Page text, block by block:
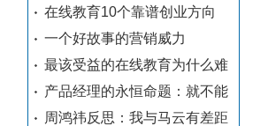
在线教育10个靠谱创业方向
一个好故事的营销威力
最该受益的在线教育为什么难
产品经理的永恒命题：就不能
周鸿祎反思：我与马云有差距